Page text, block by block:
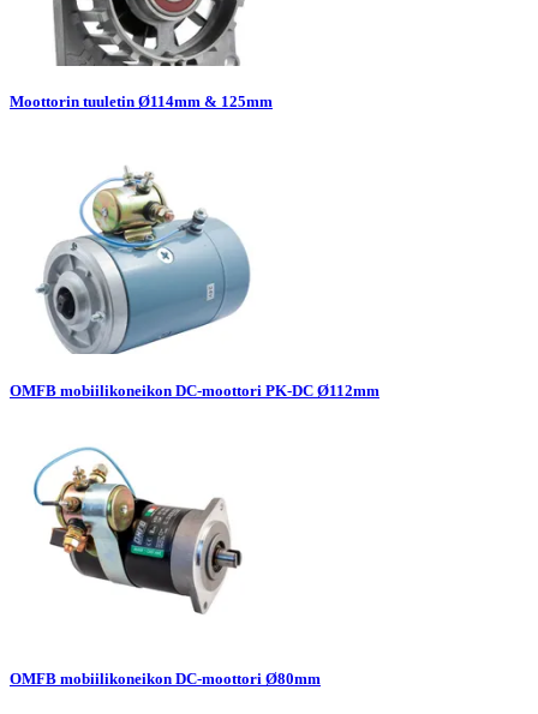
Moottorin tuuletin Ø114mm & 125mm
OMFB mobiilikoneikon DC-moottori PK-DC Ø112mm
OMFB mobiilikoneikon DC-moottori Ø80mm